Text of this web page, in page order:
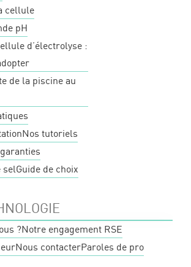
cellule
pH
d’électrolyse :
de la piscine au
Nos tutoriels
selGuide de choix
?Notre engagement RSE
Nous contacterParoles de pro